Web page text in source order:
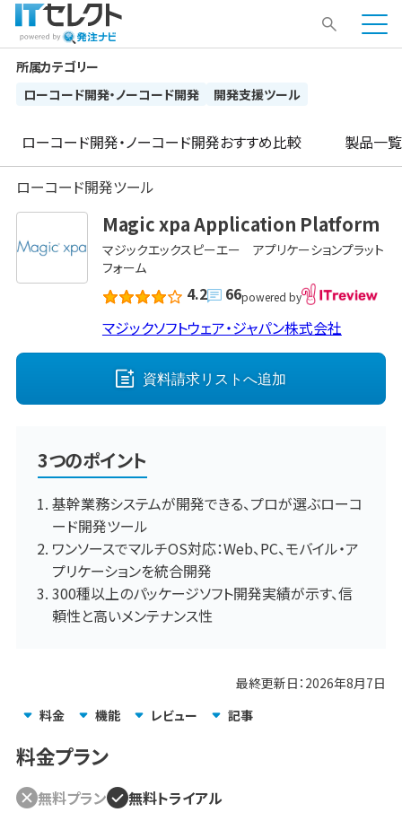
所属カテゴリー
ローコード開発・ノーコード開発
開発支援ツール
ローコード開発・ノーコード開発おすすめ比較 製品一覧
ローコード開発ツール
Magic xpa Application Platform
マジックエックスピーエー アプリケーションプラット
フォーム
4.2 66powered by
マジックソフトウェア・ジャパン株式会社
資料請求リストへ追加
3つのポイント
基幹業務システムが開発できる、プロが選ぶローコ
ード開発ツール
ワンソースでマルチOS対応：Web、PC、モバイル・ア
プリケーションを統合開発
300種以上のパッケージソフト開発実績が示す、信
頼性と高いメンテナンス性
最終更新日： 2026年8月7日
料金
機能 レビュー 記事
料金プラン
無料プラン 無料トライアル